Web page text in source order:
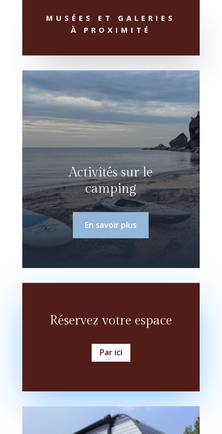
MUSÉES ET GALERIES
À PROXIMITÉ
Activités sur le
camping
En savoir plus
Réservez votre espace
Par ici